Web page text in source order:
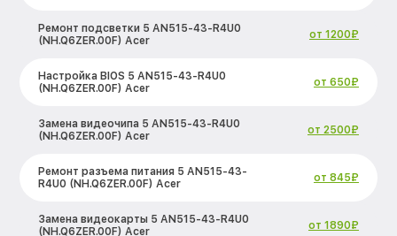
Ремонт подсветки 5 AN515-43-R4U0
(NH.Q6ZER.00F) Acer
от 1200₽
Настройка BIOS 5 AN515-43-R4U0
(NH.Q6ZER.00F) Acer
от 650₽
Замена видеочипа 5 AN515-43-R4U0
(NH.Q6ZER.00F) Acer
от 2500₽
Ремонт разъема питания 5 AN515-43-
R4U0 (NH.Q6ZER.00F) Acer
от 845₽
Замена видеокарты 5 AN515-43-R4U0
(NH.Q6ZER.00F) Acer
от 1890₽